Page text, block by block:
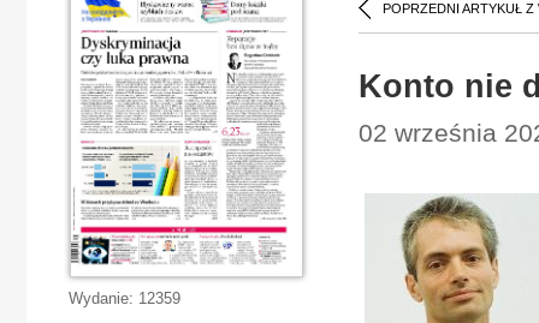
POPRZEDNI ARTYKUŁ Z
Konto nie
02 września
Wydanie: 12359